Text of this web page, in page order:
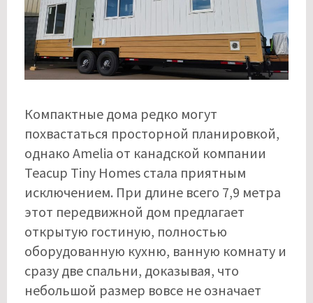
Компактные дома редко могут
похвастаться просторной планировкой,
однако Amelia от канадской компании
Teacup Tiny Homes стала приятным
исключением. При длине всего 7,9 метра
этот передвижной дом предлагает
открытую гостиную, полностью
оборудованную кухню, ванную комнату и
сразу две спальни, доказывая, что
небольшой размер вовсе не означает